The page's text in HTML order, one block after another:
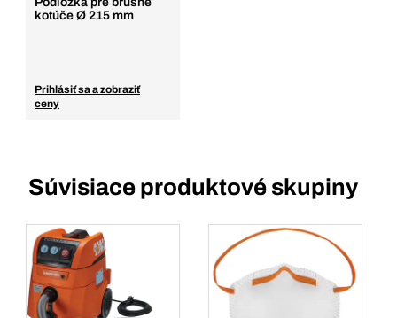
kotúče Ø 215 mm
Prihlásiť sa a zobraziť
ceny
Súvisiace produktové skupiny